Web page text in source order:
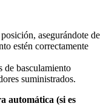
asegurándote de
estén correctamente
de basculamiento
suministrados.
automática (si es